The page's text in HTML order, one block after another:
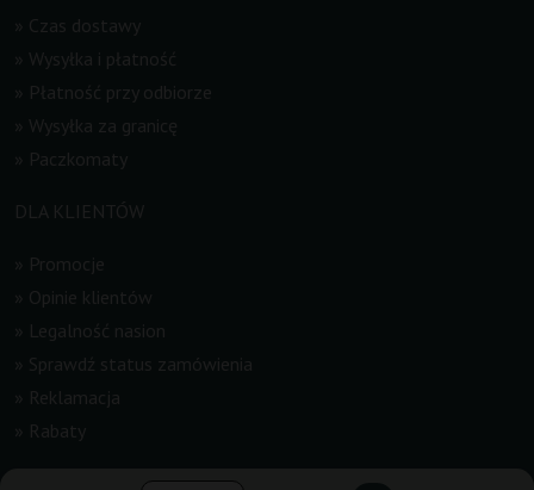
Czas dostawy
Wysyłka i płatność
Płatność przy odbiorze
Wysyłka za granicę
Paczkomaty
DLA KLIENTÓW
Promocje
Opinie klientów
Legalność nasion
Sprawdź status zamówienia
Reklamacja
Rabaty